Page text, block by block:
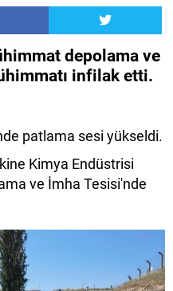
depolama ve
infilak etti.
patlama sesi yükseldi.
Kimya Endüstrisi
ve İmha Tesisi'nde